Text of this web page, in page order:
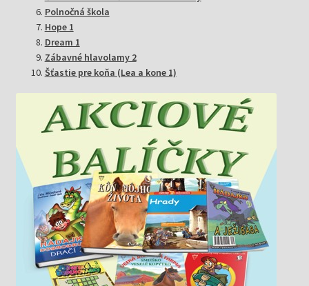
Polnočná škola
Hope 1
Dream 1
Zábavné hlavolamy 2
Šťastie pre koňa (Lea a kone 1)